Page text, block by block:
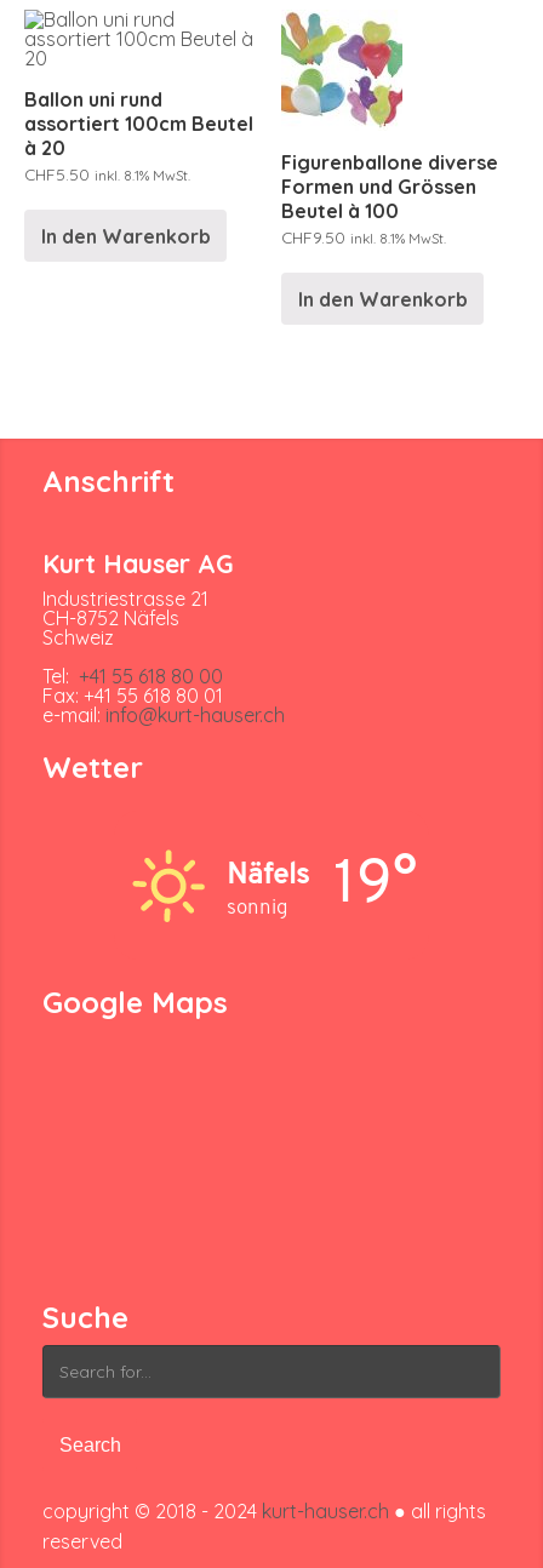
Ballon uni rund
assortiert 100cm Beutel
à 20
CHF5.50 inkl. 8.1% MwSt.
In den Warenkorb
Figurenballone diverse
Formen und Grössen
Beutel à 100
CHF9.50 inkl. 8.1% MwSt.
In den Warenkorb
Anschrift
Kurt Hauser AG
Industriestrasse 21
CH-8752 Näfels
Schweiz
Tel: +41 55 618 80 00
Fax: +41 55 618 80 01
e-mail: info@kurt-hauser.ch
Wetter
Näfels
sonnig 19°
Google Maps
Suche
Search
for:
copyright © 2018 - 2024 kurt-hauser.ch ● all rights
reserved